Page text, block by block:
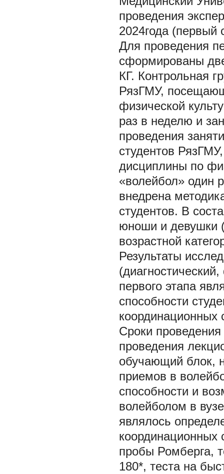
проведения
2024года (первый
Для проведения
сформированы
КГ. Контрольная
РязГМУ,
физической
раз в неделю и
проведения
студентов
дисциплины по
«волейбол» один
внедрена
студентов. В
юноши и девушки
возрастной
Результаты
первого этапа
способности
координационных
Сроки
проведения
обучающий блок,
приемов в
способности и
волейболом в
являлось
координационных
пробы Ромберга,
180*, теста на